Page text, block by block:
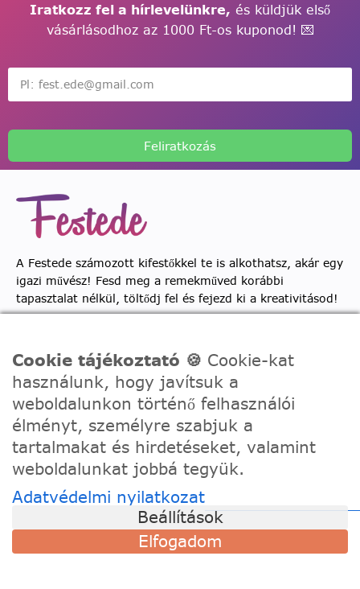
Iratkozz fel a hírlevelünkre, és küldjük első
vásárlásodhoz az 1000 Ft-os kuponod! 💌
Feliratkozás
A Festede számozott kifestőkkel te is alkothatsz, akár egy
igazi művész! Fesd meg a remekműved korábbi
tapasztalat nélkül, töltődj fel és fejezd ki a kreativitásod!
Szállítási információk
Visszaküldés és csere
Gyakori kérdések
Kapcsolat
ELAKADTÁL?
Amennyiben bármi kérdésed merül fel a
vásárlással, termékkel kapcsolatban írj nekünk
Cookie tájékoztató 🍪 Cookie-kat
használunk, hogy javítsuk a
weboldalunkon történő felhasználói
élményt, személyre szabjuk a
tartalmakat és hirdetéseket, valamint
weboldalunkat jobbá tegyük.
Adatvédelmi nyilatkozat
Beállítások
Elfogadom